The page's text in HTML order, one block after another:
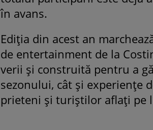
în avans.
Ediția din acest an
de entertainment de la
verii și construită pentru a
sezonului, cât și experiențe
prieteni și turiștilor aflați pe